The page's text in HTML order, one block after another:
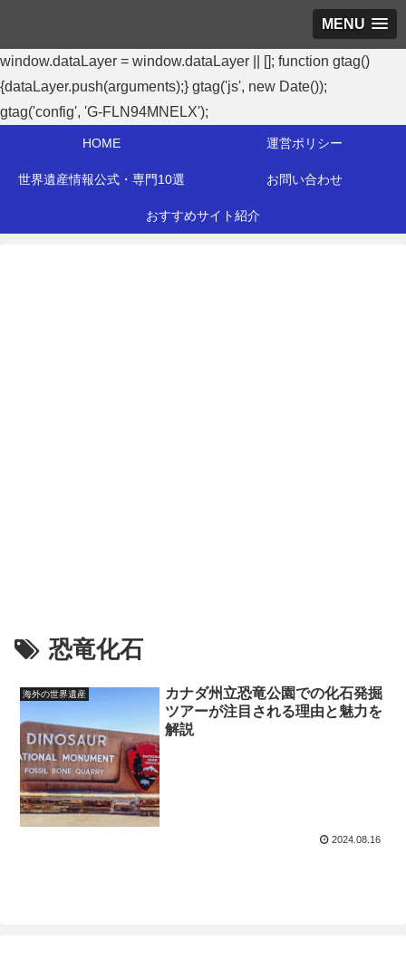
MENU
window.dataLayer = window.dataLayer || []; function gtag()
{dataLayer.push(arguments);} gtag('js', new Date());
gtag('config', 'G-FLN94MNELX');
HOME 運営ポリシー
世界遺産情報公式・専門10選 お問い合わせ
おすすめサイト紹介
恐竜化石
海外の世界遺産
カナダ州立恐竜公園での化石発掘
ツアーが注目される理由と魅力を
解説
2024.08.16